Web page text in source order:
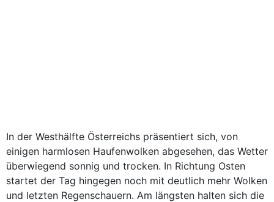
In der Westhälfte Österreichs präsentiert sich, von
einigen harmlosen Haufenwolken abgesehen, das Wetter
überwiegend sonnig und trocken. In Richtung Osten
startet der Tag hingegen noch mit deutlich mehr Wolken
und letzten Regenschauern. Am längsten halten sich die